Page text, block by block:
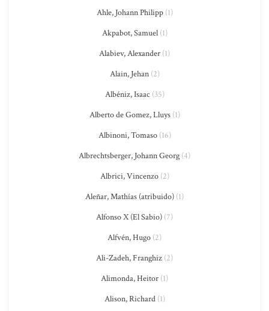
Ahle, Johann Philipp(1)
Akpabot, Samuel(1)
Alabiev, Alexander (1)
Alain, Jehan(2)
Albéniz, Isaac (35)
Alberto de Gomez, Lluys(1)
Albinoni, Tomaso(16)
Albrechtsberger, Johann Georg (4)
Albrici, Vincenzo(2)
Aleñar, Mathías (atribuido) (1)
Alfonso X (El Sabio) (7)
Alfvén, Hugo (2)
Ali-Zadeh, Franghiz (2)
Alimonda, Heitor (1)
Alison, Richard(1)